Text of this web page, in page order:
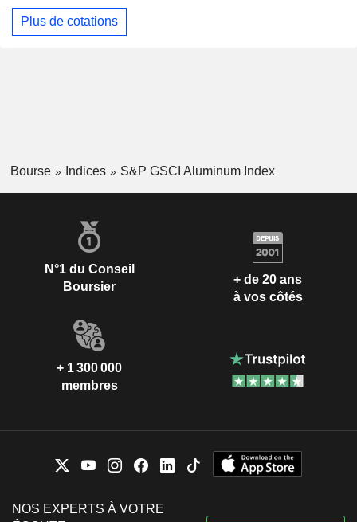
Plus de cotations
Bourse Indices S&P GSCI Aluminum Index
N°1 du Conseil
Boursier
+ de 20 ans
à vos côtés
+ 1 300 000
membres
NOS EXPERTS À VOTRE